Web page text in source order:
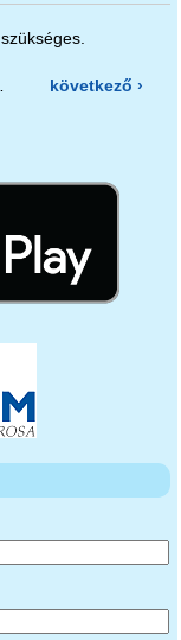
szükséges.
következő ›